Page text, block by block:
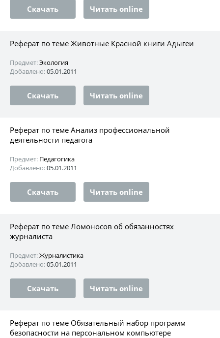
Скачать Читать online
Реферат по теме Животные Красной книги Адыгеи
Предмет:Экология
Добавлено:05.01.2011
Скачать Читать online
Реферат по теме Анализ профессиональной
деятельности педагога
Предмет: Педагогика
Добавлено:05.01.2011
Скачать Читать online
Реферат по теме Ломоносов об обязанностях
журналиста
Предмет:Журналистика
Добавлено:05.01.2011
Скачать Читать online
Реферат по теме Обязательный набор программ
безопасности на персональном компьютере